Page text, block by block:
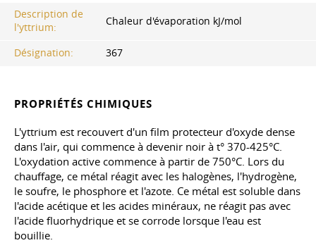
Description de
l'yttrium:
Chaleur d'évaporation kJ/mol
Désignation: 367
PROPRIÉTÉS CHIMIQUES
L'yttrium est recouvert d'un film protecteur d'oxyde dense
dans l'air, qui commence à devenir noir à t° 370-425°C.
L'oxydation active commence à partir de 750°C. Lors du
chauffage, ce métal réagit avec les halogènes, l'hydrogène,
le soufre, le phosphore et l'azote. Ce métal est soluble dans
l'acide acétique et les acides minéraux, ne réagit pas avec
l'acide fluorhydrique et se corrode lorsque l'eau est
bouillie.